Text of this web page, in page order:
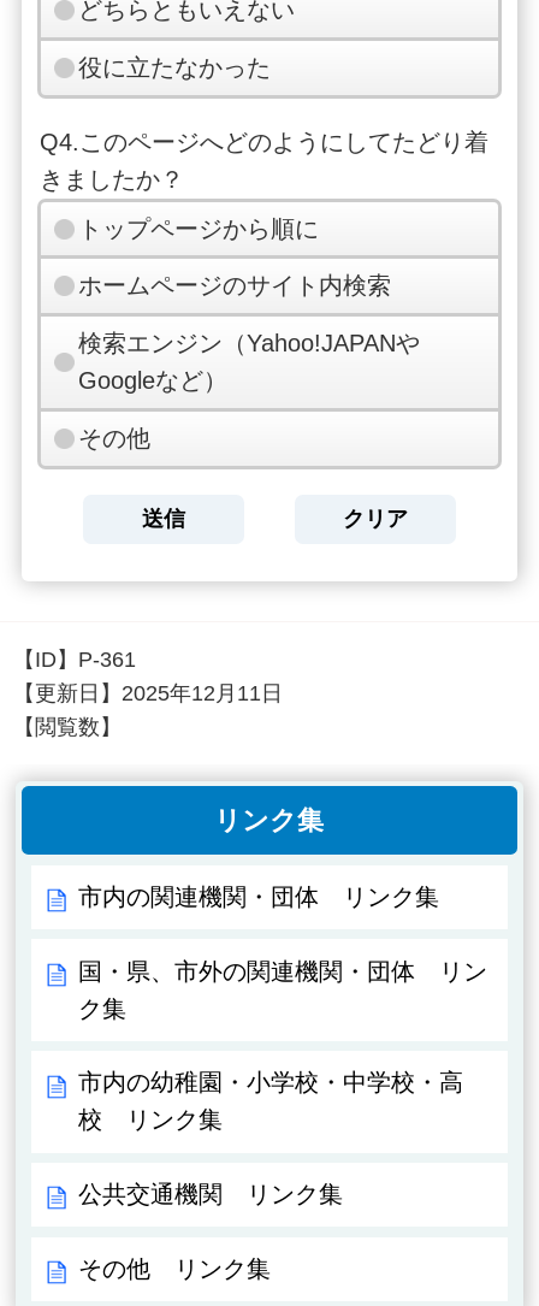
どちらともいえない
役に立たなかった
Q4.このページへどのようにしてたどり着
きましたか？
トップページから順に
ホームページのサイト内検索
検索エンジン（Yahoo!JAPANや
Googleなど）
その他
【ID】 P-361
【更新日】 2025年12月11日
【閲覧数】
リンク集
市内の関連機関・団体 リンク集
国・県、市外の関連機関・団体 リン
ク集
市内の幼稚園・小学校・中学校・高
校 リンク集
公共交通機関 リンク集
その他 リンク集